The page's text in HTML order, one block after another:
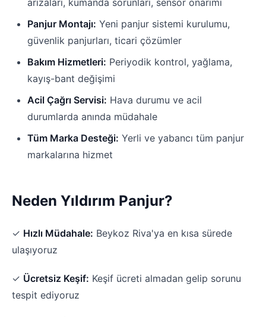
arızaları, kumanda sorunları, sensör onarımı
Panjur Montajı: Yeni panjur sistemi kurulumu,
güvenlik panjurları, ticari çözümler
Bakım Hizmetleri: Periyodik kontrol, yağlama,
kayış-bant değişimi
Acil Çağrı Servisi: Hava durumu ve acil
durumlarda anında müdahale
Tüm Marka Desteği: Yerli ve yabancı tüm panjur
markalarına hizmet
Neden Yıldırım Panjur?
✓ Hızlı Müdahale: Beykoz Riva'ya en kısa sürede
ulaşıyoruz
✓ Ücretsiz Keşif: Keşif ücreti almadan gelip sorunu
tespit ediyoruz